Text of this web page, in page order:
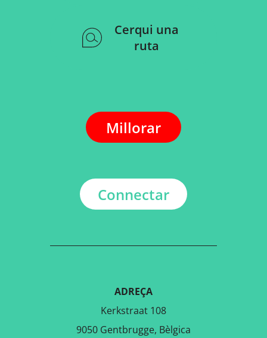
Cerqui una
ruta
Millorar
Connectar
ADREÇA
Kerkstraat 108
9050 Gentbrugge, Bèlgica